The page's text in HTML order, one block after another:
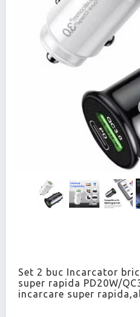
Set 2 buc Incarcator
super rapida PD20W/
incarcare super